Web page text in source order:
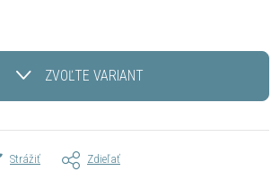
ZVOĽTE VARIANT
Strážiť Zdieľať